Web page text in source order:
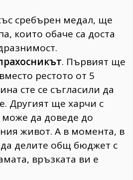
сребърен медал, ще
които обаче са доста
. Първият ще
рестото от 5
сте се съгласили да
Другият ще харчи с
може да доведе до
живот. А в момента, в
делите общ бюджет с
връзката ви е